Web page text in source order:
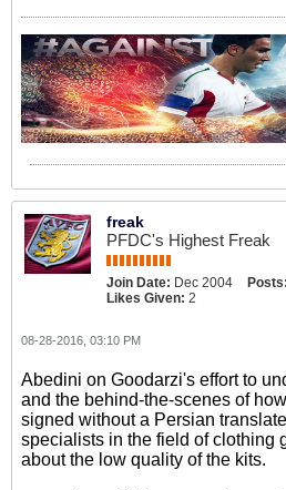
freak
PFDC's Highest Freak
Join Date: Dec 2004 Posts:
Likes Given: 2
08-28-2016, 03:10 PM
Abedini on Goodarzi's effort to
and the behind-the-scenes of
signed without a Persian
specialists in the field of clothing
about the low quality of the kits.